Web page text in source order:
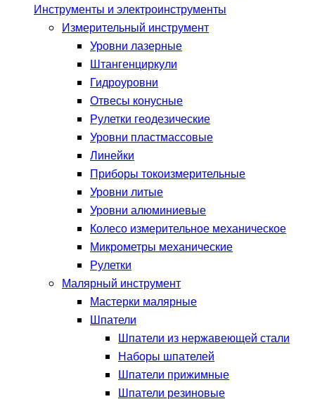
Инструменты и электроинструменты
Измерительный инструмент
Уровни лазерные
Штангенциркули
Гидроуровни
Отвесы конусные
Рулетки геодезические
Уровни пластмассовые
Линейки
Приборы токоизмерительные
Уровни литые
Уровни алюминиевые
Колесо измерительное механическое
Микрометры механические
Рулетки
Малярный инструмент
Мастерки малярные
Шпатели
Шпатели из нержавеющей стали
Наборы шпателей
Шпатели прижимные
Шпатели резиновые